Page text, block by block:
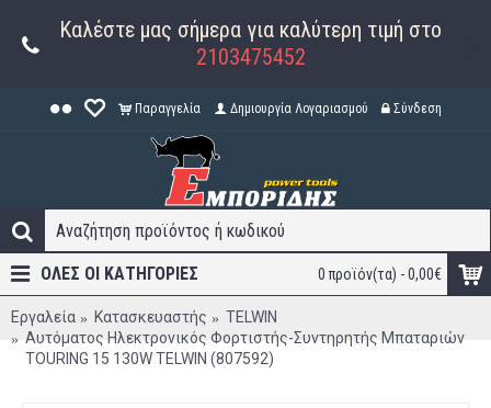
Καλέστε μας σήμερα για καλύτερη τιμή στο
2103475452
Παραγγελία Δημιουργία Λογαριασμού Σύνδεση
0 προϊόν(τα) - 0,00€
ΟΛΕΣ ΟΙ ΚΑΤΗΓΟΡΊΕΣ
Εργαλεία Κατασκευαστής
TELWIN
Αυτόματος Ηλεκτρονικός Φορτιστής-Συντηρητής Μπαταριών
TOURING 15 130W TELWIN (807592)